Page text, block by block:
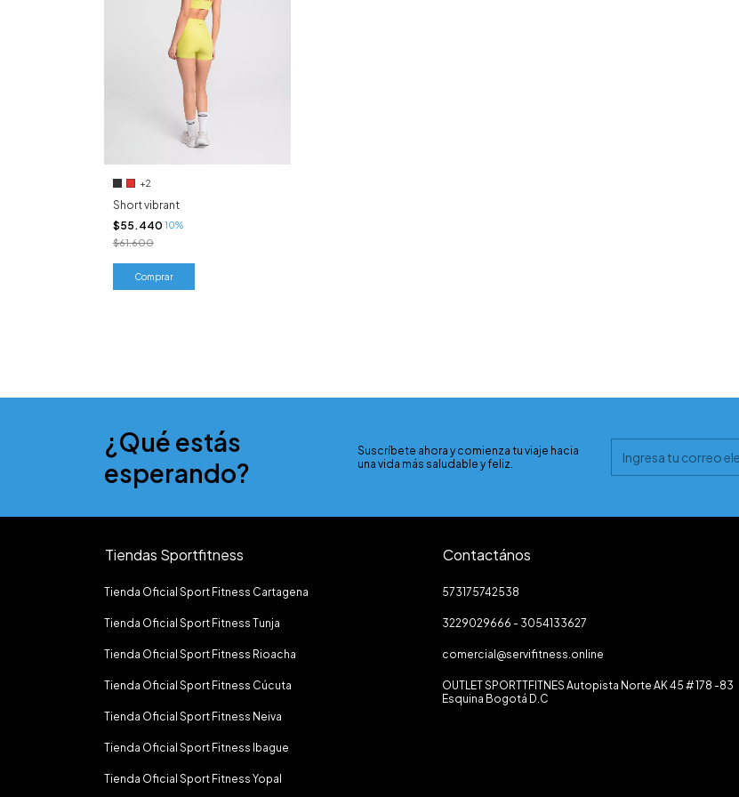
+2
Short vibrant
$55.440 10%
$61.600
Comprar
¿Qué estás
esperando?
Suscríbete ahora y comienza tu viaje hacia
una vida más saludable y feliz.
Tiendas Sportfitness
Tienda Oficial Sport Fitness Cartagena
Tienda Oficial Sport Fitness Tunja
Tienda Oficial Sport Fitness Rioacha
Tienda Oficial Sport Fitness Cúcuta
Tienda Oficial Sport Fitness Neiva
Tienda Oficial Sport Fitness Ibague
Tienda Oficial Sport Fitness Yopal
Contactános
573175742538
3229029666 - 3054133627
comercial@servifitness.online
OUTLET SPORTTFITNES Autopista Norte AK 45 # 178 -83
Esquina Bogotá D.C